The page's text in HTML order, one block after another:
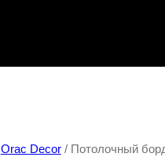
Orac Decor/ Потолочный